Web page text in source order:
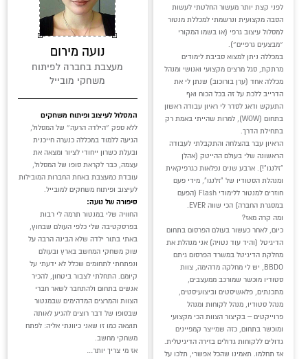
לפני קצת יותר מעשור החלטתי לעשות
הסבה מקצועית ונרשמתי למכללת מנטור
למסלול עיצוב גרפי (או בשמו המקורי
״מבצעים גרפיים״).
במכללה ניתן למצוא סביבת לימודים
מרתקת, סגל מרצים מקצועי ואנושי ומנהל
מכללה אחד (ערן בורוכוב) שנתן לי את
הדרייב ללכת על זה בכל הכוח ואף
התעקש ודאג לסדר לי ראיון עבודה ראשון
בתחום (WOW), למרות שהייתי באמת רק
בתחילת הדרך.
הראיון עבר בהצלחה והתקבלתי לעבודה
הראשונה שלי בעולם ההייטק (אהלן
"זלנגו"!). ארבע שנים נפלאות כגרפיקאית
ומנהלת הסטודיו של "זלנגו", מידי פעם
חוזרים למנטור ללימודי Flash (הפעם
במסגרת החברה) הכי שווה EVER.
ומה קרה מאז?
כיום, לאחר כעשור בעולם הפרסום בתחום
הדיגיטל (והיד עוד נטויה) אני מנהלת את
מחלקת הדיגיטל במשרד הפרסום גיתם
BBDO, יש לי מחלקה מדהימה, צוות
סטודיו מוכשר שמורכב ממעצבים,
מתכנתים, פלאשיסטים וביצועיסטים,
מנהל סטודיו, מנהל לקוחות ומנהל
פרוייקטים – בקיצור הצוות הכי מקצועי
ומוכשר בתחום, כזה שמייצר קמפיינים
גדולים ללקוחות גדולים בזירה הדיגיטלית.
אז תחלמו. תאמינו שהכל אפשרי, תלכו על
נועה מירום
מעצבת בחברה לפיתוח
משחקי מובייל
המסלול לעיצוב ופיתוח משחקים
ללא ספק ״הילדה הרעה״ של המסלול,
הגיעה ללמוד במכללה כנערה חייכנית
ובעלת כשרון ייחודי לציור ומצאה את
עצמה, כבר לקראת סופו של המסלול,
עובדת כמעצבת באחת החברות המובילות
לעיצוב ופיתוח משחקים למובייל.
סיפורה של נועה:
החוויה שלי במנטור תרמה לי רבות
בפרסקטיבה שלי כלפי העולם שבחוץ,
באתי בתור ילדה שלא הבינה הרבה על
שוק משחקי המחשב בארץ ובעולם
ונפתחתי לתחומים שכלל לא ידעתי על
קיומם. התחלתי לצבור ביטחון, להכיר
אנשים בתחום ולהתחבר לשאר חברי
הצוות והמרצים המדהימים שבמנטור
שבסופו של דבר רוצים להגיע לאותה
תוצאה כמו זו שאני כיוונתי אליה: לפתח
משחקי מחשב.
אז מי צריך יותר…